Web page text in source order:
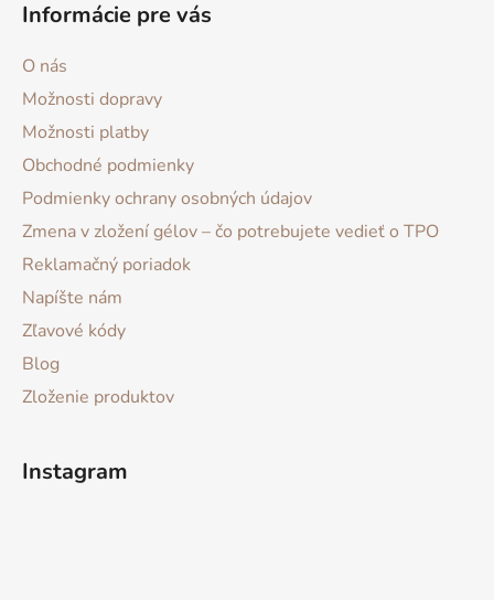
Informácie pre vás
O nás
Možnosti dopravy
Možnosti platby
Obchodné podmienky
Podmienky ochrany osobných údajov
Zmena v zložení gélov – čo potrebujete vedieť o TPO
Reklamačný poriadok
Napíšte nám
Zľavové kódy
Blog
Zloženie produktov
Instagram